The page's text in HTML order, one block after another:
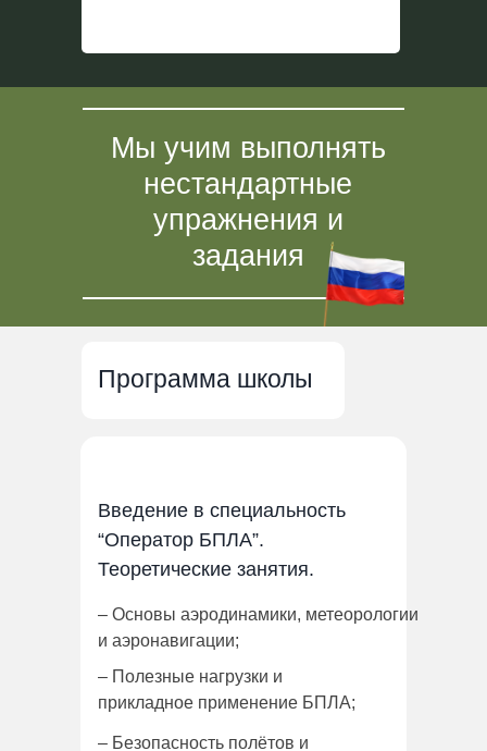
Мы учим выполнять
нестандартные
упражнения и
задания
Программа школы
Введение в специальность
“Оператор БПЛА”.
Теоретические занятия.
– Безопасность полётов и
– Полезные нагрузки и
прикладное применение БПЛА;
– Основы аэродинамики, метеорологии
и аэронавигации;